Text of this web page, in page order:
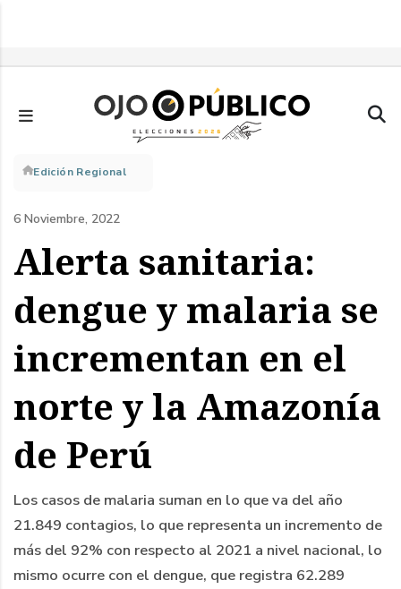
principal
Sobrescribir
enlaces
de
ayuda
a
la
navegación
Edición Regional
6 Noviembre, 2022
Alerta sanitaria:
dengue y malaria se
incrementan en el
norte y la Amazonía
de Perú
Los casos de malaria suman en lo que va del año
21.849 contagios, lo que representa un incremento de
más del 92% con respecto al 2021 a nivel nacional, lo
mismo ocurre con el dengue, que registra 62.289